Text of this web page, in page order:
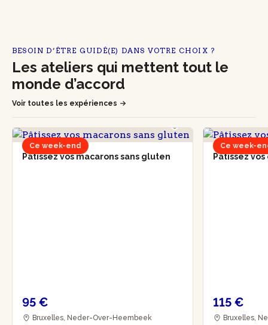
BESOIN D’ÊTRE GUIDÉ(E) DANS VOTRE CHOIX ?
Les ateliers qui mettent tout le
monde d’accord
Voir toutes les expériences
Ce week-end
Pâtissez vos macarons sans gluten
95 €
Bruxelles, Neder-Over-Heembeek
Ce week-
Pâtissez
115 €
Bruxelles,